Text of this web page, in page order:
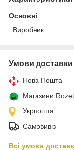
Основні
Виробник
Умови доставки
Нова Пошта
Магазини
Укрпошта
Самовивіз
Всі умови